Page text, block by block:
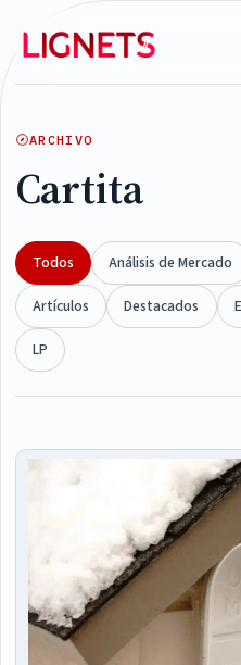
ARCHIVO
Cartita
Todos Análisis de Mercado
Artículos
Destacados
LP
Articles